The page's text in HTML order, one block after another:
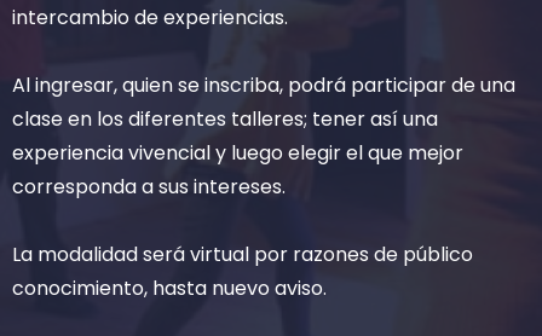
intercambio de experiencias.
Al ingresar, quien se inscriba, podrá participar de una
clase en los diferentes talleres; tener así una
experiencia vivencial y luego elegir el que mejor
corresponda a sus intereses.
La modalidad será virtual por razones de público
conocimiento, hasta nuevo aviso.